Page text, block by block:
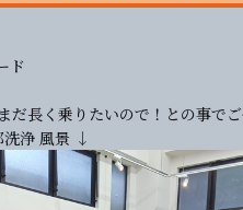
ド
長く乗りたいので！との事でご
洗浄 風景 ↓